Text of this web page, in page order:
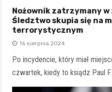
Nożownik zatrzymany w
Śledztwo skupia się na
terrorystycznym
16 sierpnia 2024
Po incydencie, który miał
czwartek, kiedy to ksiądz Paul